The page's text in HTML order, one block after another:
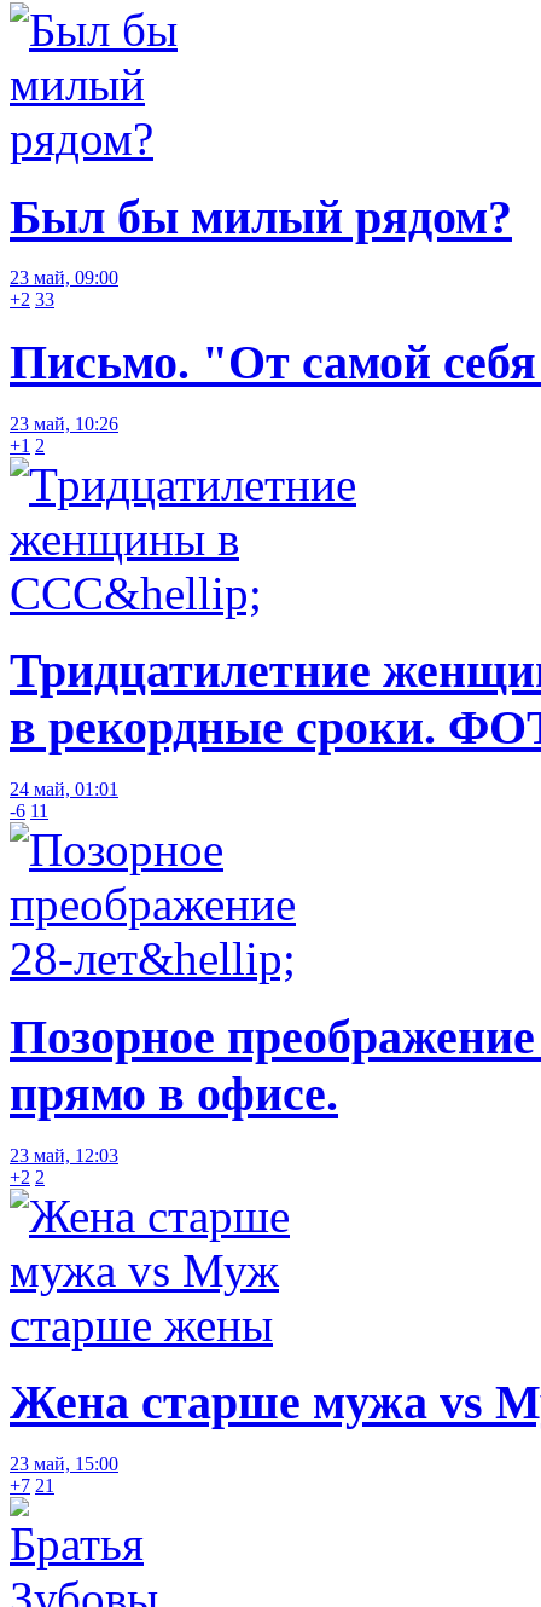
Был бы милый рядом?
23 май, 09:00
+2 33
Письмо. "От самой
23 май, 10:26
+1 2
Тридцатилетние
в рекордные сроки.
24 май, 01:01
-6 11
Позорное
прямо в офисе.
23 май, 12:03
+2 2
Жена старше мужа vs
23 май, 15:00
+7 21